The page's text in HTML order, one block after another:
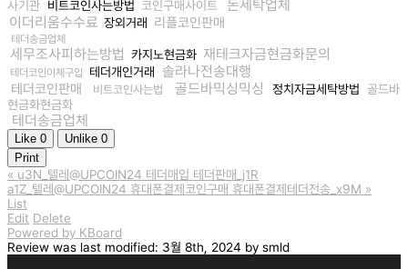
사기관 비트코인사는방법 코인구매사이트
돈세탁업체
이더리움수수료 장외거래 리플코인판매
테더송금업체
세무조사피하는방법 카지노현금화 재테크자금현금화문의
테더코인이체구입 테더개인거래 솔라나전송대행
테더코인판매 비트코인사는법 골드바믹싱믹싱 정치자금세탁방법 골드바
현금화현금화
테더송금업체
Like 0 Unlike 0
Print
« u3N_텔레@UPCOIN24 테더매입 테더판매_j1R
a1Z_텔레@UPCOIN24 휴대폰결제코인구매 휴대폰결제테더전송_x9M »
List
Edit Delete
Powered by KBoard
Review was last modified: 3월 8th, 2024 by smld